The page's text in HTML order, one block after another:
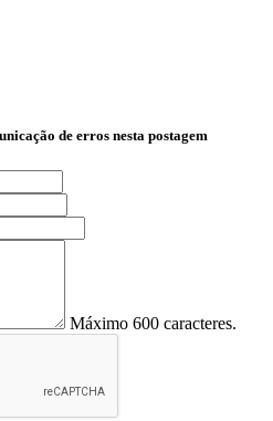
de erros nesta postagem
Máximo 600 caracteres.